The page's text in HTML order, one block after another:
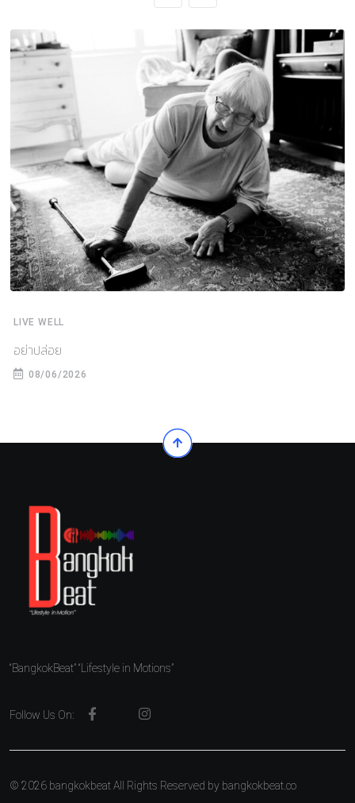
LIVE WELL
อย่าปล่อย
08/06/2026
“BangkokBeat” “Lifestyle in Motions”
Follow Us On:
© 2026 bangkokbeat All Rights Reserved by bangkokbeat.co